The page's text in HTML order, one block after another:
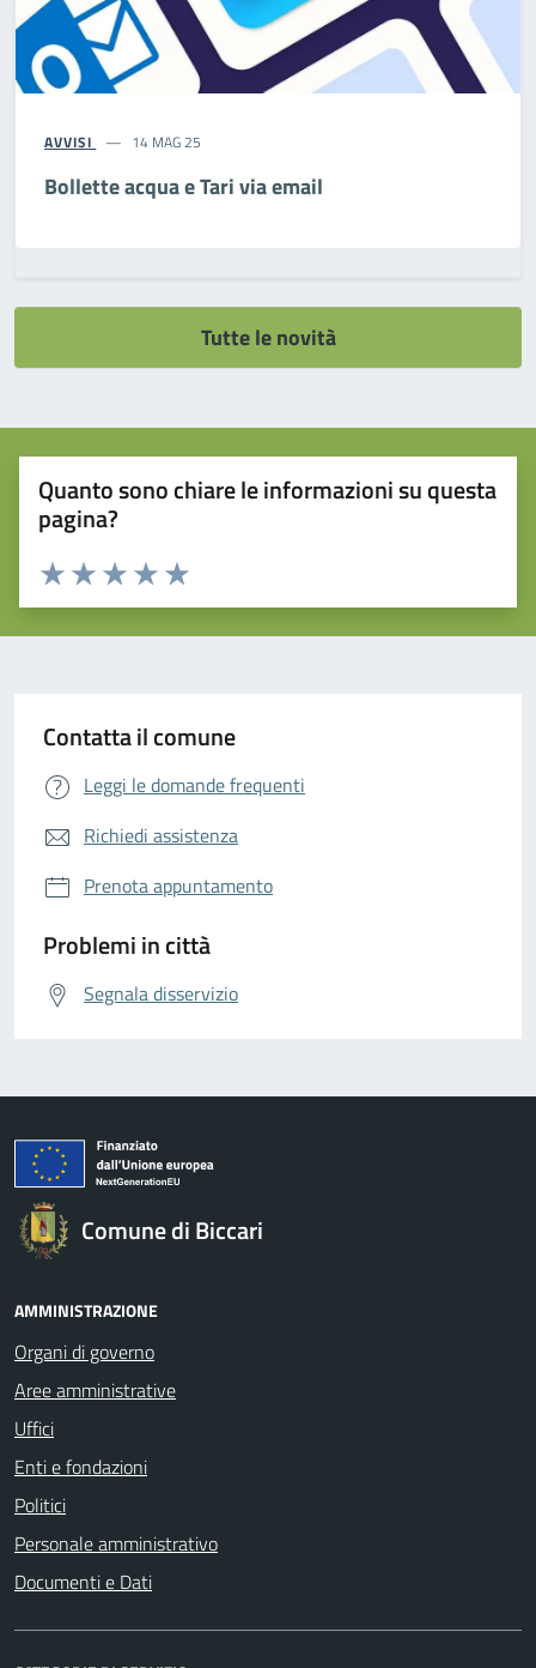
AVVISI 14 MAG 25
Bollette acqua e Tari via email
Tutte le novità
Quanto sono chiare le informazioni su questa
pagina?
Valuta da 1 a 5 stelle la pagina
Valuta 5 stelle su 5
Valuta 4 stelle su 5
Valuta 3 stelle su 5
Valuta 2 stelle su 5
Valuta 1 stelle su 5
Contatta il comune
Leggi le domande frequenti
Richiedi assistenza
Prenota appuntamento
Problemi in città
Segnala disservizio
Comune di Biccari
AMMINISTRAZIONE
Organi di governo
Aree amministrative
Uffici
Enti e fondazioni
Politici
Personale amministrativo
Documenti e Dati